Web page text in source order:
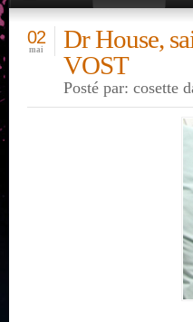
Dr House,
VOST
02
mai
Posté par: cosette